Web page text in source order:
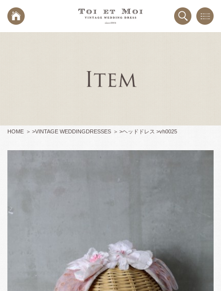
HOME >VINTAGE WEDDINGDRESSES >ヘッドドレス >vh0025